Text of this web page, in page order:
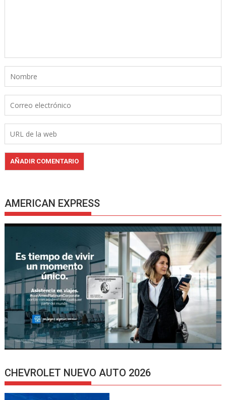
AMERICAN EXPRESS
CHEVROLET NUEVO AUTO 2026